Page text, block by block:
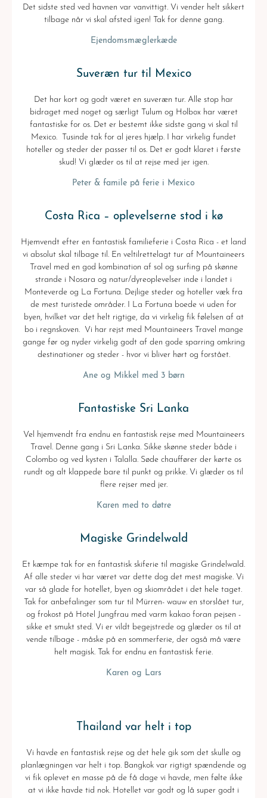
Det sidste sted ved havnen var vanvittigt. Vi vender helt sikkert
tilbage når vi skal afsted igen! Tak for denne gang.
Ejendomsmæglerkæde
Suveræn tur til Mexico
Det har kort og godt været en suveræn tur. Alle stop har
bidraget med noget og særligt Tulum og Holbox har været
fantastiske for os. Det er bestemt ikke sidste gang vi skal til
Mexico. Tusinde tak for al jeres hjælp. I har virkelig fundet
hoteller og steder der passer til os. Det er godt klaret i første
skud! Vi glæder os til at rejse med jer igen.
Peter & famile på ferie i Mexico
Costa Rica – oplevelserne stod i kø
Hjemvendt efter en fantastisk familieferie i Costa Rica - et land
vi absolut skal tilbage til. En veltilrettelagt tur af Mountaineers
Travel med en god kombination af sol og surfing på skønne
strande i Nosara og natur/dyreoplevelser inde i landet i
Monteverde og La Fortuna. Dejlige steder og hoteller væk fra
de mest turistede områder. I La Fortuna boede vi uden for
byen, hvilket var det helt rigtige, da vi virkelig fik følelsen af at
bo i regnskoven. Vi har rejst med Mountaineers Travel mange
gange før og nyder virkelig godt af den gode sparring omkring
destinationer og steder - hvor vi bliver hørt og forstået.
Ane og Mikkel med 3 børn
Fantastiske Sri Lanka
Vel hjemvendt fra endnu en fantastisk rejse med Mountaineers
Travel. Denne gang i Sri Lanka. Sikke skønne steder både i
Colombo og ved kysten i Talalla. Søde chauffører der kørte os
rundt og alt klappede bare til punkt og prikke. Vi glæder os til
flere rejser med jer.
Karen med to døtre
Magiske Grindelwald
Et kæmpe tak for en fantastisk skiferie til magiske Grindelwald.
Af alle steder vi har været var dette dog det mest magiske. Vi
var så glade for hotellet, byen og skiområdet i det hele taget.
Tak for anbefalinger som tur til Mürren- wauw en storslået tur,
og frokost på Hotel Jungfrau med varm kakao foran pejsen -
sikke et smukt sted. Vi er vildt begejstrede og glæder os til at
vende tilbage - måske på en sommerferie, der også må være
helt magisk. Tak for endnu en fantastisk ferie.
Karen og Lars
Thailand var helt i top
Vi havde en fantastisk rejse og det hele gik som det skulle og
planlægningen var helt i top. Bangkok var rigtigt spændende og
vi fik oplevet en masse på de få dage vi havde, men følte ikke
at vi ikke havde tid nok. Hotellet var godt og lå super godt i